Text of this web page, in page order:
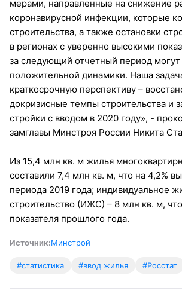
мерами, направленные на снижение
коронавирусной инфекции, которые
строительства, а также остановки
в регионах с уверенно высокими
за следующий отчетный период
положительной динамики. Наша
краткосрочную перспективу –
докризисные темпы строительства и
стройки с вводом в 2020 году», -
замглавы Минстроя России Никита
Из 15,4 млн кв. м жилья
составили 7,4 млн кв. м, что на 4,2%
периода 2019 года; индивидуальное
строительство (ИЖС) – 8 млн кв. м,
показателя прошлого года.
Источник:Минстрой
#статистика #ввод жилья #Росстат